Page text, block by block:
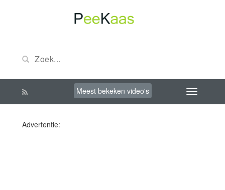
Meest bekeken video's
Advertentie: